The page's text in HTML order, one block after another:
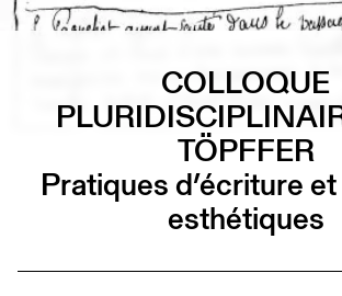
COLLOQUE
TÖPFFER
Pratiques d’écriture
esthétiques